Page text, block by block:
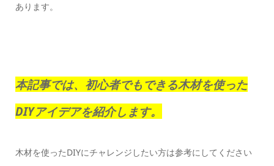
あります。
本記事では、初心者でもできる木材を使った
DIYアイデアを紹介します。
木材を使ったDIYにチャレンジしたい方は参考にしてください